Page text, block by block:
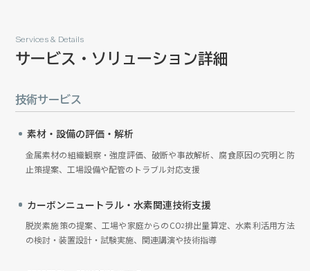
Services & Details
サービス・ソリューション詳細
技術サービス
素材・設備の評価・解析
金属素材の組織観察・強度評価、破断や事故解析、腐食原因の究明と防
止策提案、工場設備や配管のトラブル対応支援
カーボンニュートラル・水素関連技術支援
脱炭素施策の提案、工場や家庭からのCO2排出量算定、水素利活用方法
の検討・装置設計・試験実施、関連講演や技術指導